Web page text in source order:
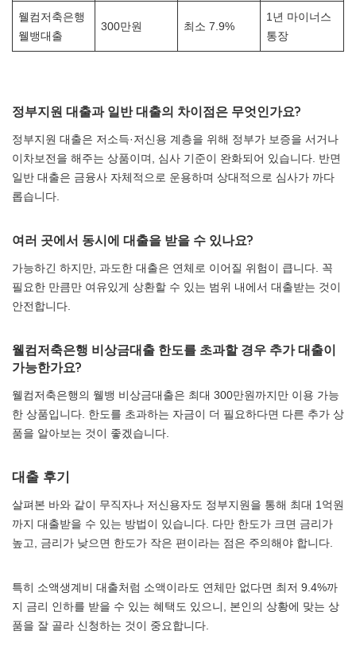
웰컴저축은행
웰뱅대출
300만원 최소 7.9%
1년 마이너스
통장
정부지원 대출과 일반 대출의 차이점은 무엇인가요?
정부지원 대출은 저소득·저신용 계층을 위해 정부가 보증을 서거나
이차보전을 해주는 상품이며, 심사 기준이 완화되어 있습니다. 반면
일반 대출은 금융사 자체적으로 운용하며 상대적으로 심사가 까다
롭습니다.
여러 곳에서 동시에 대출을 받을 수 있나요?
가능하긴 하지만, 과도한 대출은 연체로 이어질 위험이 큽니다. 꼭
필요한 만큼만 여유있게 상환할 수 있는 범위 내에서 대출받는 것이
안전합니다.
웰컴저축은행 비상금대출 한도를 초과할 경우 추가 대출이
가능한가요?
웰컴저축은행의 웰뱅 비상금대출은 최대 300만원까지만 이용 가능
한 상품입니다. 한도를 초과하는 자금이 더 필요하다면 다른 추가 상
품을 알아보는 것이 좋겠습니다.
대출 후기
살펴본 바와 같이 무직자나 저신용자도 정부지원을 통해 최대 1억원
까지 대출받을 수 있는 방법이 있습니다. 다만 한도가 크면 금리가
높고, 금리가 낮으면 한도가 작은 편이라는 점은 주의해야 합니다.
특히 소액생계비 대출처럼 소액이라도 연체만 없다면 최저 9.4%까
지 금리 인하를 받을 수 있는 혜택도 있으니, 본인의 상황에 맞는 상
품을 잘 골라 신청하는 것이 중요합니다.